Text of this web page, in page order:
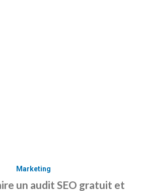
Marketing
un audit SEO gratuit et